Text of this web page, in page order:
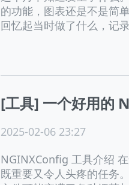
的功能，图表还是不是简
回忆起当时做了什么，记
[工具] 一个好用的
2025-02-06 23:27
NGINXConfig 工具介绍
既重要又令人头疼的任务